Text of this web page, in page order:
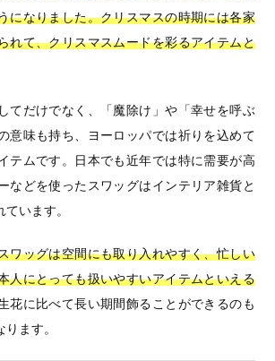
になりました。クリスマスの時期には各家
れて、クリスマスムードを彩るアイテムと
てだけでなく、「魔除け」や「幸せを呼ぶ
意味も持ち、ヨーロッパでは祈りを込めて
テムです。日本でも近年では特に需要が高
などを使ったスワッグはインテリア雑貨と
います。
ワッグは空間にも取り入れやすく、忙しい
人にとっても扱いやすいアイテムといえる
花に比べて長い期間飾ることができるのも
ます。